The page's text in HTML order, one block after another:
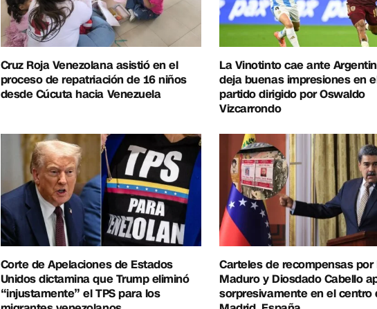
Cruz Roja Venezolana asistió en el
proceso de repatriación de 16 niños
desde Cúcuta hacia Venezuela
La Vinotinto cae ante
deja buenas impresiones en
partido dirigido por Oswaldo
Vizcarrondo
Corte de Apelaciones de Estados
Unidos dictamina que Trump eliminó
“injustamente” el TPS para los
Carteles de recompensas por
Maduro y Diosdado Cabello
sorpresivamente en el centro